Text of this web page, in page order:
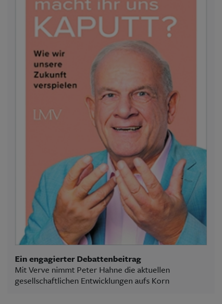
Ein engagierter Debattenbeitrag
Mit Verve nimmt Peter Hahne die aktuellen
gesellschaftlichen Entwicklungen aufs Korn